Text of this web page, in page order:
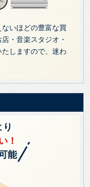
いほどの豊富な買
・音楽スタジオ・
しますので、迷わ
り
！
能